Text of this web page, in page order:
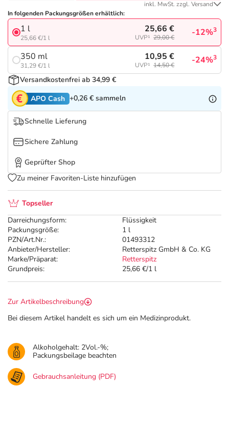
Tierapotheke
Vitamine & Mineralstoffe
Marken
Salus Deals
Topseller
Darreichungsform:
Flüssigkeit
Packungsgröße:
1 l
PZN/Art.Nr.:
01493312
Anbieter/Hersteller:
Retterspitz GmbH & Co. KG
Marke/Präparat:
Retterspitz
Grundpreis:
25,66 €/1 l
inkl. MwSt. zzgl. Versand
In folgenden Packungsgrößen erhältlich:
1 l
25,66 €/1 l
25,66 €
UVP¹ 29,00 € -12%3
350 ml
31,29 €/1 l
10,95 €
UVP¹ 14,50 € -24%3
Versandkostenfrei ab 34,99 €
APO Cash +0,26 € sammeln
Schnelle Lieferung
Sichere Zahlung
Geprüfter Shop
Zu meiner Favoriten-Liste hinzufügen
Zur Artikelbeschreibung
Bei diesem Artikel handelt es sich um ein Medizinprodukt.
Alkoholgehalt: 2Vol.-%;
Packungsbeilage beachten
Gebrauchsanleitung (PDF)